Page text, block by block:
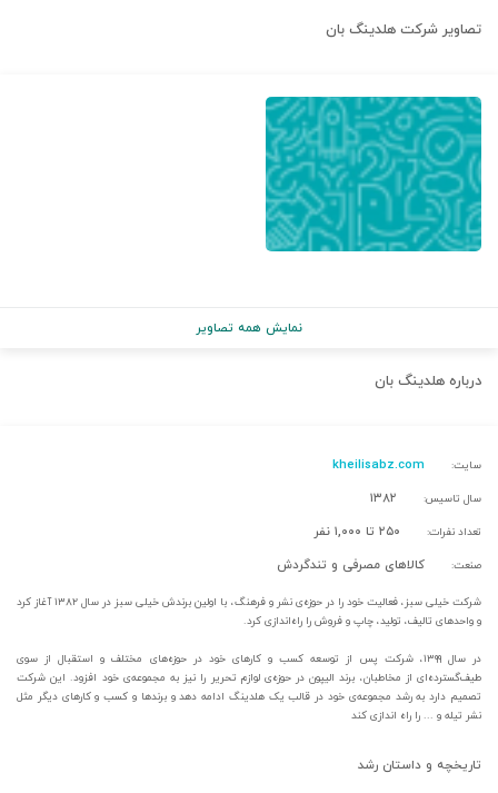
تصاویر شرکت هلدینگ بان
نمایش همه تصاویر
درباره هلدینگ بان
سایت: kheilisabz.com
سال تاسیس: ۱۳۸۲
تعداد نفرات: ۲۵۰ تا ۱,۰۰۰ نفر
صنعت: کالاهای مصرفی و تندگردش
شرکت خیلی سبز، فعالیت خود را در حوزه‌ی نشر و فرهنگ، با اولین برندش خیلی سبز در سال ۱۳۸۲ آغاز کرد
و واحدهای تالیف، تولید، چاپ و فروش را راه‌اندازی کرد.
در سال ۱۳۹۹، شرکت پس از توسعه کسب و کارهای خود در حوزه‌های مختلف و استقبال از سوی
طیف‌گسترده‌ای از مخاطبان، برند الیپون در حوزه‌ی لوازم تحریر را نیز به مجموعه‌ی خود افزود. این شرکت
تصمیم دارد به رشد مجموعه‌ی خود در قالب یک هلدینگ ادامه دهد و برندها و کسب و کارهای دیگر مثل
نشر تیله و ... را راه اندازی کند
تاریخچه و داستان رشد